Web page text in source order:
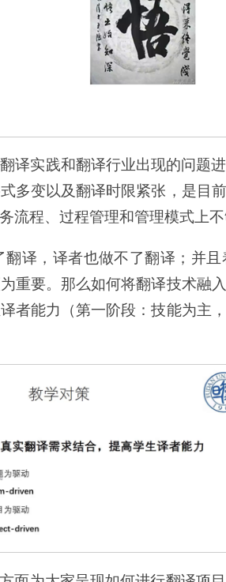
译实践和翻译行业出现的问题
多变以及翻译时限紧张，是目
程、过程管理和管理模式上不
译，译者也做不了翻译；并
重要。那么如何将翻译技术融
者能力（第一阶段：技能为主